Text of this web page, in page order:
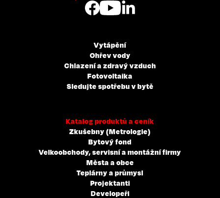
Vytápění
Ohřev vody
Chlazení a zdravý vzduch
Fotovoltaika
Sledujte spotřebu v bytě
Katalog produktů a ceník
Zkušebny (Metrologie)
Bytový fond
Velkoobchody, servisní a montážní firmy
Města a obce
Teplárny a průmysl
Projektanti
Developeři